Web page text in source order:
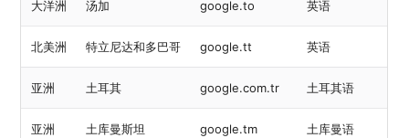
大洋洲 汤加 google.to 英语
北美洲 特立尼达和多巴哥 google.tt 英语
亚洲 土耳其 google.com.tr 土耳其语
亚洲 土库曼斯坦 google.tm 土库曼语